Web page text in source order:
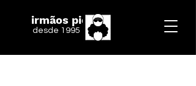
irmãos piologo
desde 1995